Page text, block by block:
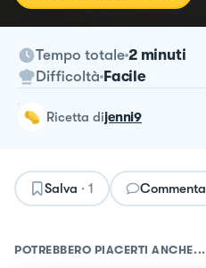
Tempo totale 2 minuti
Difficoltà Facile
ricetta dijenni9
Salva · 1 Commenta
POTREBBERO PIACERTI ANCHE...